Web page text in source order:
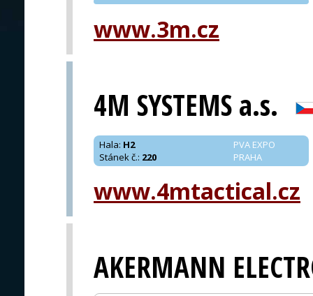
PVA EXPO
www.3m.cz
4M SYSTEMS a.s.
PVA EXPO
PRAHA
Hala: H2
Stánek č.: 220
www.4mtactical.cz
AKERMANN